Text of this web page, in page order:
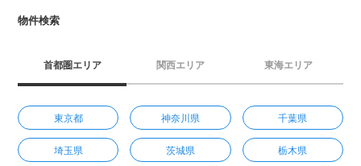
物件検索
首都圏エリア 関西エリア 東海エリア
東京都 神奈川県 千葉県
埼玉県 茨城県 栃木県